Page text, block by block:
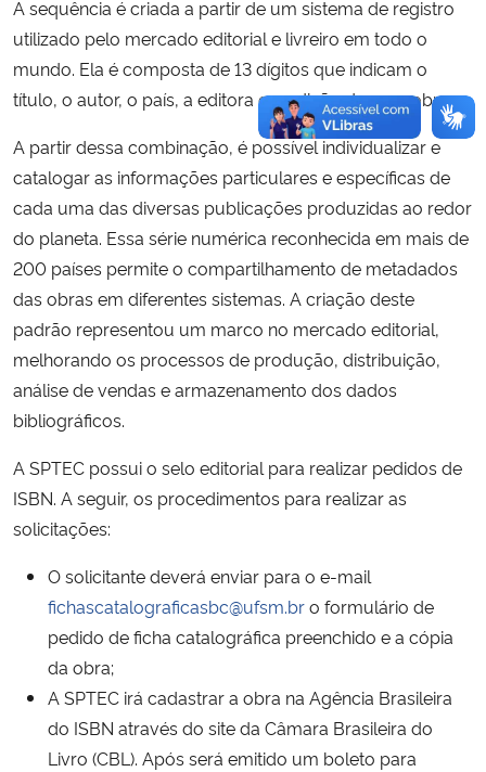
A sequência é criada a partir de um sistema de registro
utilizado pelo mercado editorial e livreiro em todo o
mundo. Ela é composta de 13 dígitos que indicam o
título, o autor, o país, a editora e a edição de uma obra.
A partir dessa combinação, é possível individualizar e
catalogar as informações particulares e específicas de
cada uma das diversas publicações produzidas ao redor
do planeta. Essa série numérica reconhecida em mais de
200 países permite o compartilhamento de metadados
das obras em diferentes sistemas. A criação deste
padrão representou um marco no mercado editorial,
melhorando os processos de produção, distribuição,
análise de vendas e armazenamento dos dados
bibliográficos.
A SPTEC possui o selo editorial para realizar pedidos de
ISBN. A seguir, os procedimentos para realizar as
solicitações:
O solicitante deverá enviar para o e-mail
fichascatalograficasbc@ufsm.bro formulário de
pedido de ficha catalográfica preenchido e a cópia
da obra;
A SPTEC irá cadastrar a obra na Agência Brasileira
do ISBN através do site da Câmara Brasileira do
Livro (CBL). Após será emitido um boleto para